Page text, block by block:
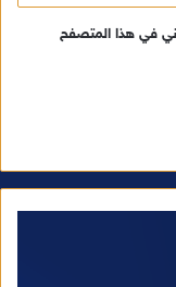
في هذا المتصفح